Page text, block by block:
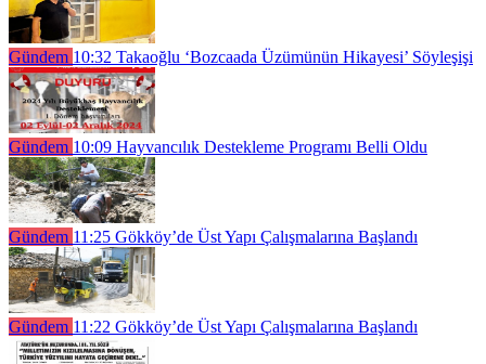
Gündem 10:32 Takaoğlu ‘Bozcaada Üzümünün Hikayesi’ Söyleşişi
Gündem 10:09 Hayvancılık Destekleme Programı Belli Oldu
Gündem 11:25 Gökköy’de Üst Yapı Çalışmalarına Başlandı
Gündem 11:22 Gökköy’de Üst Yapı Çalışmalarına Başlandı